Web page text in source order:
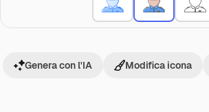
Genera con l'IA Modifica icona